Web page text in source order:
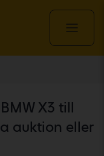
X3 till
auktion eller